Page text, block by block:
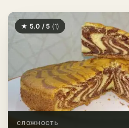
★ 5.0 / 5 (1)
СЛОЖНОСТЬ